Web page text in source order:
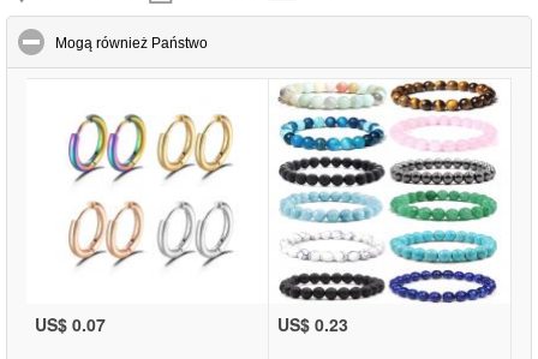
Mogą również Państwo
US$ 0.07 US$ 0.23